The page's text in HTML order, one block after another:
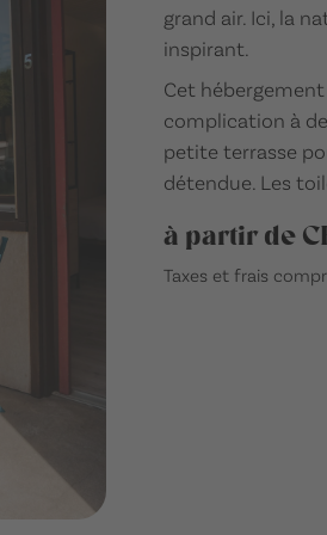
grand air. Ici, la
inspirant.
Cet
complication à
petite terrasse
détendue. Les
à partir de
Taxes et frais